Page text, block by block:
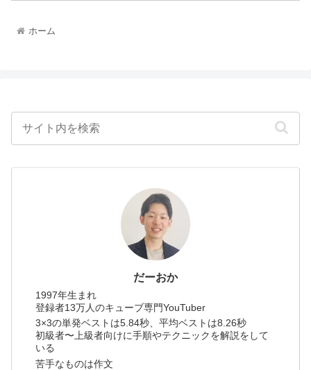
ホーム
だーおか
1997年生まれ
登録者13万人のキューブ専門YouTuber
3×3の単発ベストは5.84秒、平均ベストは8.26秒
初級者〜上級者向けに手順やテクニックを解説をして
いる
苦手なものは作文